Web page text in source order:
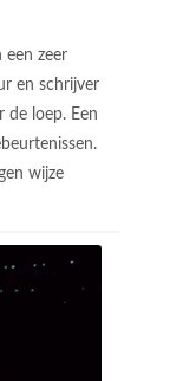
een zeer
en schrijver
de loep. Een
wijze